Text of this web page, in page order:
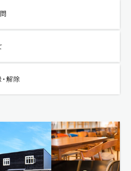
解除